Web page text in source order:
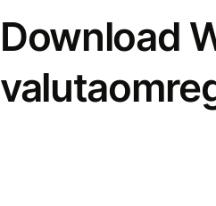
Download